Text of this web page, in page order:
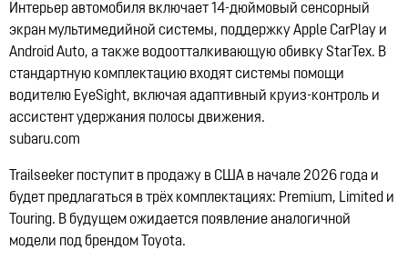
Интерьер автомобиля включает 14-дюймовый сенсорный
экран мультимедийной системы, поддержку Apple CarPlay и
Android Auto, а также водоотталкивающую обивку StarTex. В
стандартную комплектацию входят системы помощи
водителю EyeSight, включая адаптивный круиз-контроль и
ассистент удержания полосы движения.​
subaru.com
Trailseeker поступит в продажу в США в начале 2026 года и
будет предлагаться в трёх комплектациях: Premium, Limited и
Touring. В будущем ожидается появление аналогичной
модели под брендом Toyota.